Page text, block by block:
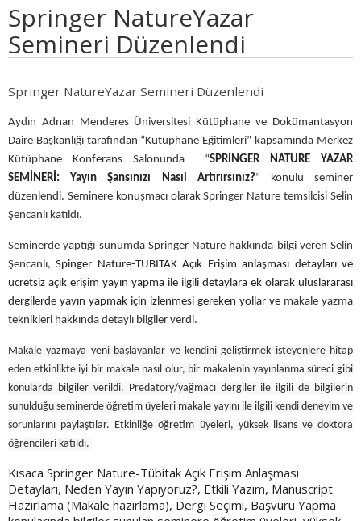
Springer NatureYazar
Semineri Düzenlendi
Springer NatureYazar Semineri Düzenlendi
Aydın Adnan Menderes Üniversitesi Kütüphane ve Dokümantasyon
Daire Başkanlığı tarafından “Kütüphane Eğitimleri” kapsamında Merkez
Kütüphane Konferans Salonunda “SPRINGER NATURE YAZAR
SEMİNERİ: Yayın Şansınızı Nasıl Artırırsınız?” konulu seminer
düzenlendi. Seminere konuşmacı olarak Springer Nature temsilcisi Selin
Şencanlı katıldı.
Seminerde yaptığı sunumda Springer Nature hakkında bilgi veren Selin
Şencanlı,Spinger Nature-TUBITAK Açık Erişim anlaşması detayları ve
ücretsiz açık erişim yayın yapma ile ilgili detaylara ek olarak uluslararası
dergilerde yayın yapmak için izlenmesi gereken yollar ve makale yazma
teknikleri hakkında detaylı bilgiler verdi.
Makale yazmaya yeni başlayanlar ve kendini geliştirmek isteyenlere hitap
eden etkinlikte iyi bir makale nasıl olur, bir makalenin yayınlanma süreci gibi
konularda bilgiler verildi. Predatory/yağmacı dergiler ile ilgili de bilgilerin
sunulduğu seminerde öğretim üyeleri makale yayını ile ilgili kendi deneyim ve
sorunlarını paylaştılar. Etkinliğe öğretim üyeleri, yüksek lisans ve doktora
öğrencileri katıldı.
Kısaca Springer Nature-Tübitak Açık Erişim Anlaşması
Detayları, Neden Yayın Yapıyoruz?, Etkili Yazım, Manuscript
Hazırlama (Makale hazırlama), Dergi Seçimi, Başvuru Yapma